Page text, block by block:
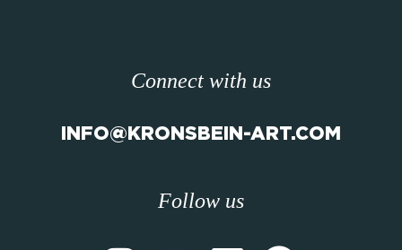
Connect with us
INFO@KRONSBEIN-ART.COM
Follow us